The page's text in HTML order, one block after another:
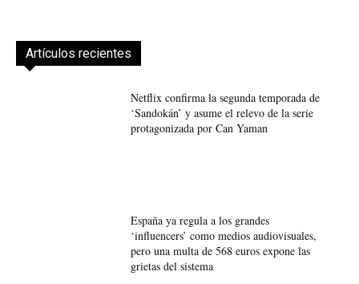
Artículos recientes
Netflix confirma la segunda temporada de
‘Sandokán’ y asume el relevo de la serie
protagonizada por Can Yaman
España ya regula a los grandes
‘influencers’ como medios audiovisuales,
pero una multa de 568 euros expone las
grietas del sistema